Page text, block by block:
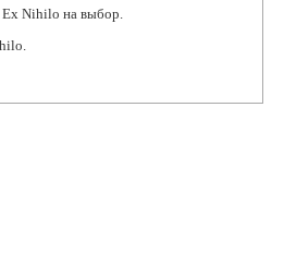
Nihilo на выбор.